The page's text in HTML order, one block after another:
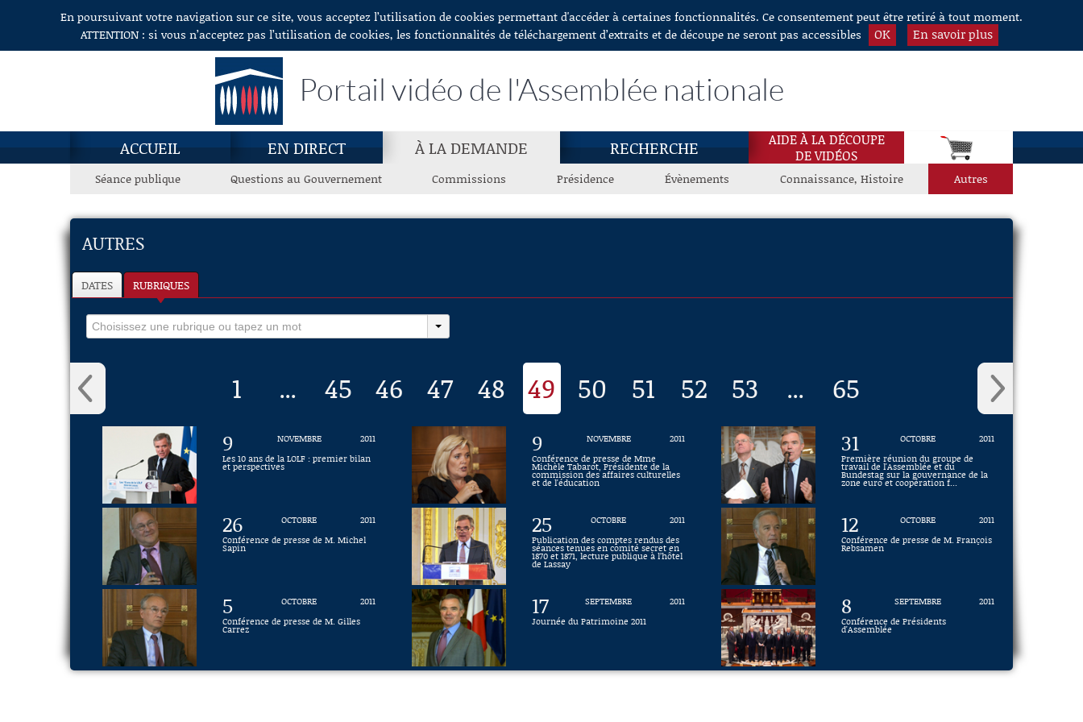
Aller au contenuEn poursuivant votre navigation sur ce site, vous acceptez l’utilisation de cookies permettant d'accéder à certaines fonctionnalités. Ce consentement peut être retiré à tout moment.
ATTENTION : si vous n’acceptez pas l’utilisation de cookies, les fonctionnalités de téléchargement d’extraits et de découpe ne seront pas accessibles
OK En savoir plus
Portail vidéo de l'Assemblée nationale
ACCUEIL EN DIRECT À LA DEMANDE RECHERCHE
AIDE À LA DÉCOUPE
DE VIDÉOS
Séance publique Questions au Gouvernement Commissions Présidence Évènements Connaissance, Histoire Autres
AUTRES
DATES RUBRIQUES
1 ... 45 46 47 48 49 50 51 52 53 ... 65
9 NOVEMBRE
2011
Les 10 ans de la LOLF : premier bilan
et perspectives
9 NOVEMBRE
2011
Conférence de presse de Mme
Michèle Tabarot, Présidente de la
commission des affaires culturelles
et de l'éducation
31 OCTOBRE
2011
Première réunion du groupe de
travail de l'Assemblée et du
Bundestag sur la gouvernance de la
zone euro et coopération f...
26 OCTOBRE
2011
Conférence de presse de M. Michel
Sapin
25 OCTOBRE
2011
Publication des comptes rendus des
séances tenues en comité secret en
1870 et 1871, lecture publique à l’hôtel
de Lassay
12 OCTOBRE
2011
Conférence de presse de M. François
Rebsamen
5 OCTOBRE
2011
Conférence de presse de M. Gilles
Carrez
17 SEPTEMBRE
2011
Journée du Patrimoine 2011
8 SEPTEMBRE
2011
Conférence de Présidents
d'Assemblée